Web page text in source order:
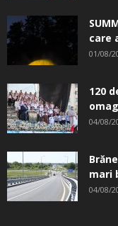
care
01/08/
120
04/08/
mari
04/08/